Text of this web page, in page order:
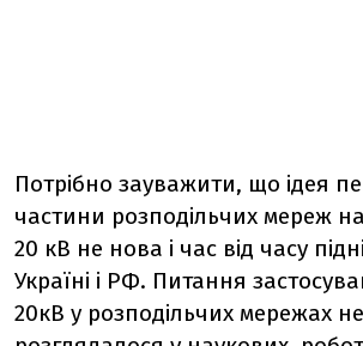
Потрібно зауважити, що ідея
частини розподільчих мереж
20 кВ не нова і час від часу
Україні і РФ. Питання
20кВ у розподільчих мережах